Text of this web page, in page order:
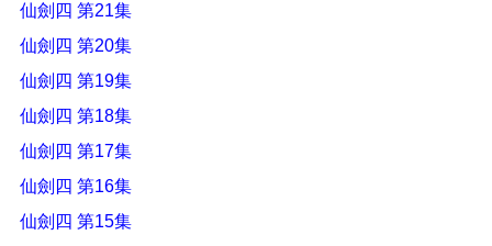
仙劍四 第21集
仙劍四 第20集
仙劍四 第19集
仙劍四 第18集
仙劍四 第17集
仙劍四 第16集
仙劍四 第15集